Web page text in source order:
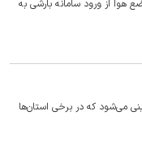
از ورود سامانه بارشی به
می‌شود که در برخی استان‌ها